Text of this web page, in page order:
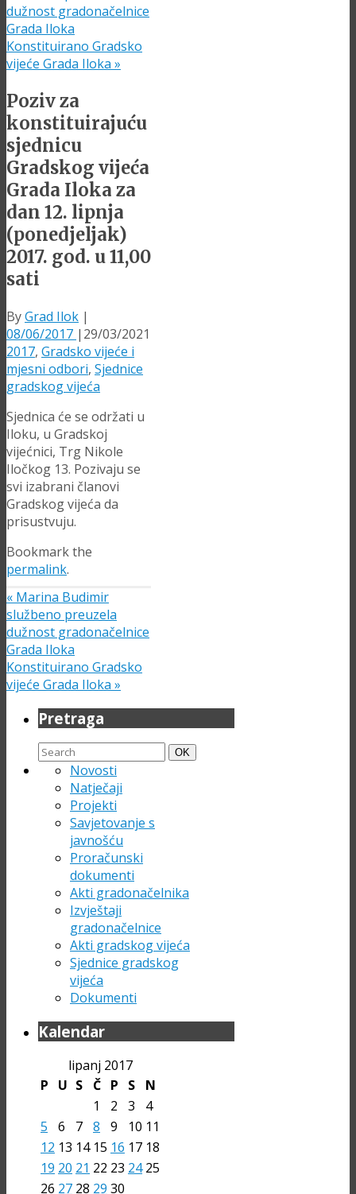
dužnost gradonačelnice
Grada Iloka
Konstituirano Gradsko
vijeće Grada Iloka »
Poziv za
konstituirajuću
sjednicu
Gradskog vijeća
Grada Iloka za
dan 12. lipnja
(ponedjeljak)
2017. god. u 11,00
sati
ByGrad Ilok |
08/06/2017 | 29/03/2021
2017, Gradsko vijeće i
mjesni odbori, Sjednice
gradskog vijeća
Sjednica će se održati u
Iloku, u Gradskoj
vijećnici, Trg Nikole
Iločkog 13. Pozivaju se
svi izabrani članovi
Gradskog vijeća da
prisustvuju.
Bookmark the
permalink.
« Marina Budimir
službeno preuzela
dužnost gradonačelnice
Grada Iloka
Konstituirano Gradsko
vijeće Grada Iloka »
Pretraga
Search
for:
Search
OK
Novosti
Natječaji
Projekti
Savjetovanje s
javnošću
Proračunski
dokumenti
Akti gradonačelnika
Izvještaji
gradonačelnice
Akti gradskog vijeća
Sjednice gradskog
vijeća
Dokumenti
Kalendar
lipanj 2017
P
U S Č P S
N
1
2 3
4
5
6 7 8 9 10 11
12 13 14 15 16 17 18
19 20 21 22 23 24 25
26 27 28 29 30